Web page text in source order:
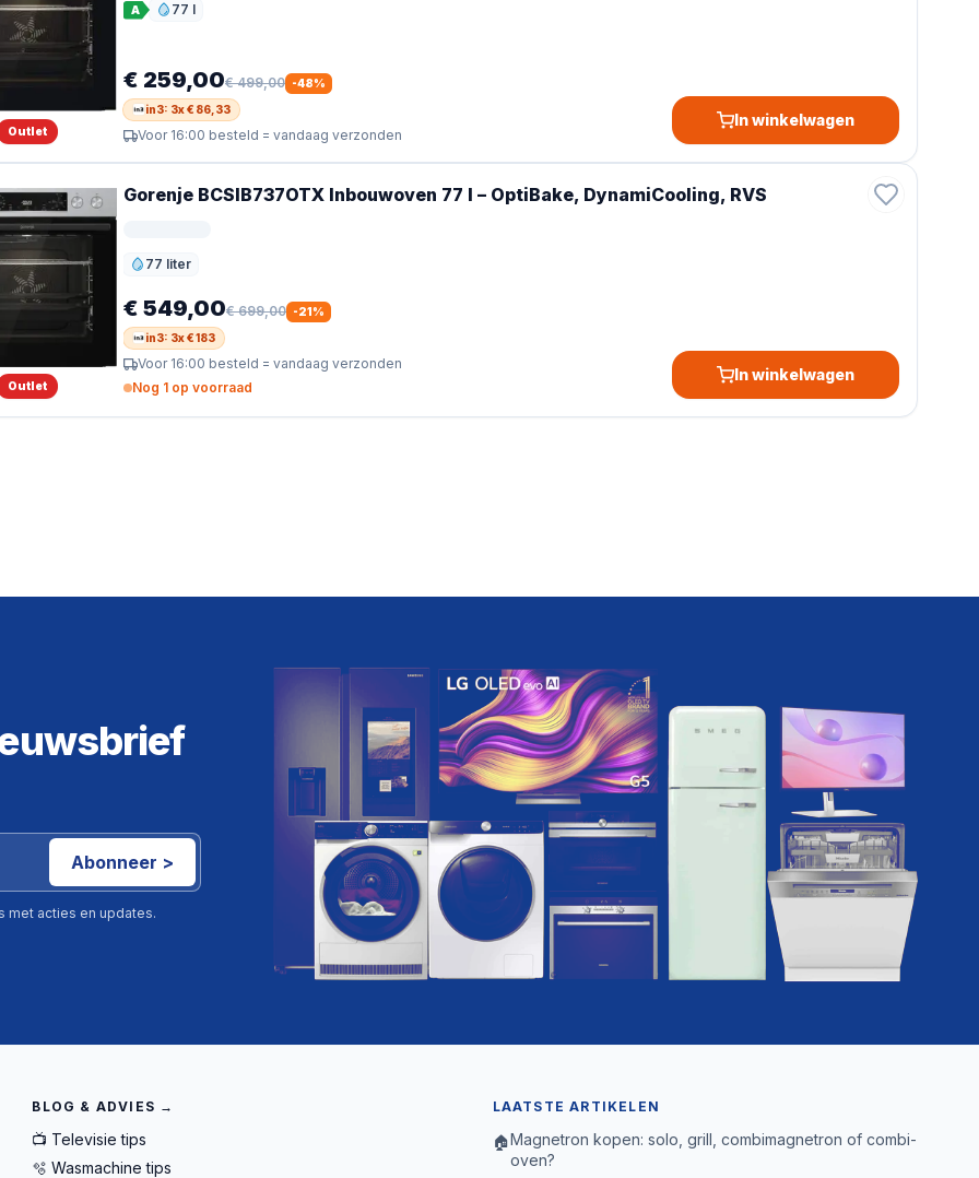
Outlet
A 77 l
Inhoud
€ 259,00€ 499,00 -48%
in3: 3x € 86,33
Voor 16:00 besteld = vandaag verzonden
In winkelwagen
Outlet
Gorenje BCSIB737OTX Inbouwoven 77 l – OptiBake, DynamiCooling, RVS
77 liter
Inhoud
€ 549,00€ 699,00 -21%
in3: 3x € 183
Voor 16:00 besteld = vandaag verzonden
Nog 1 op voorraad
In winkelwagen
Abonneer >
met acties en updates.
BLOG & ADVIES →
📺 Televisie tips
🫧 Wasmachine tips
LAATSTE ARTIKELEN
🏠Magnetron kopen: solo, grill, combimagnetron of combi-
oven?